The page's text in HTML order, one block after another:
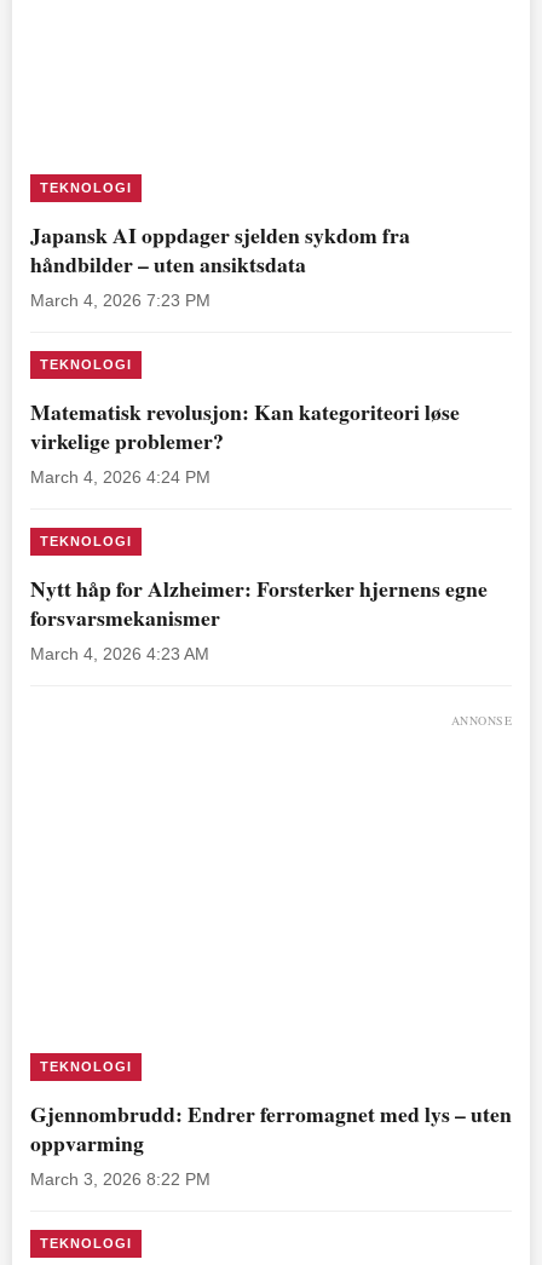
TEKNOLOGI
Japansk AI oppdager sjelden sykdom fra
håndbilder – uten ansiktsdata
March 4, 2026 7:23 PM
TEKNOLOGI
Matematisk revolusjon: Kan kategoriteori løse
virkelige problemer?
March 4, 2026 4:24 PM
TEKNOLOGI
Nytt håp for Alzheimer: Forsterker hjernens egne
forsvarsmekanismer
March 4, 2026 4:23 AM
ANNONSE
TEKNOLOGI
Gjennombrudd: Endrer ferromagnet med lys – uten
oppvarming
March 3, 2026 8:22 PM
TEKNOLOGI